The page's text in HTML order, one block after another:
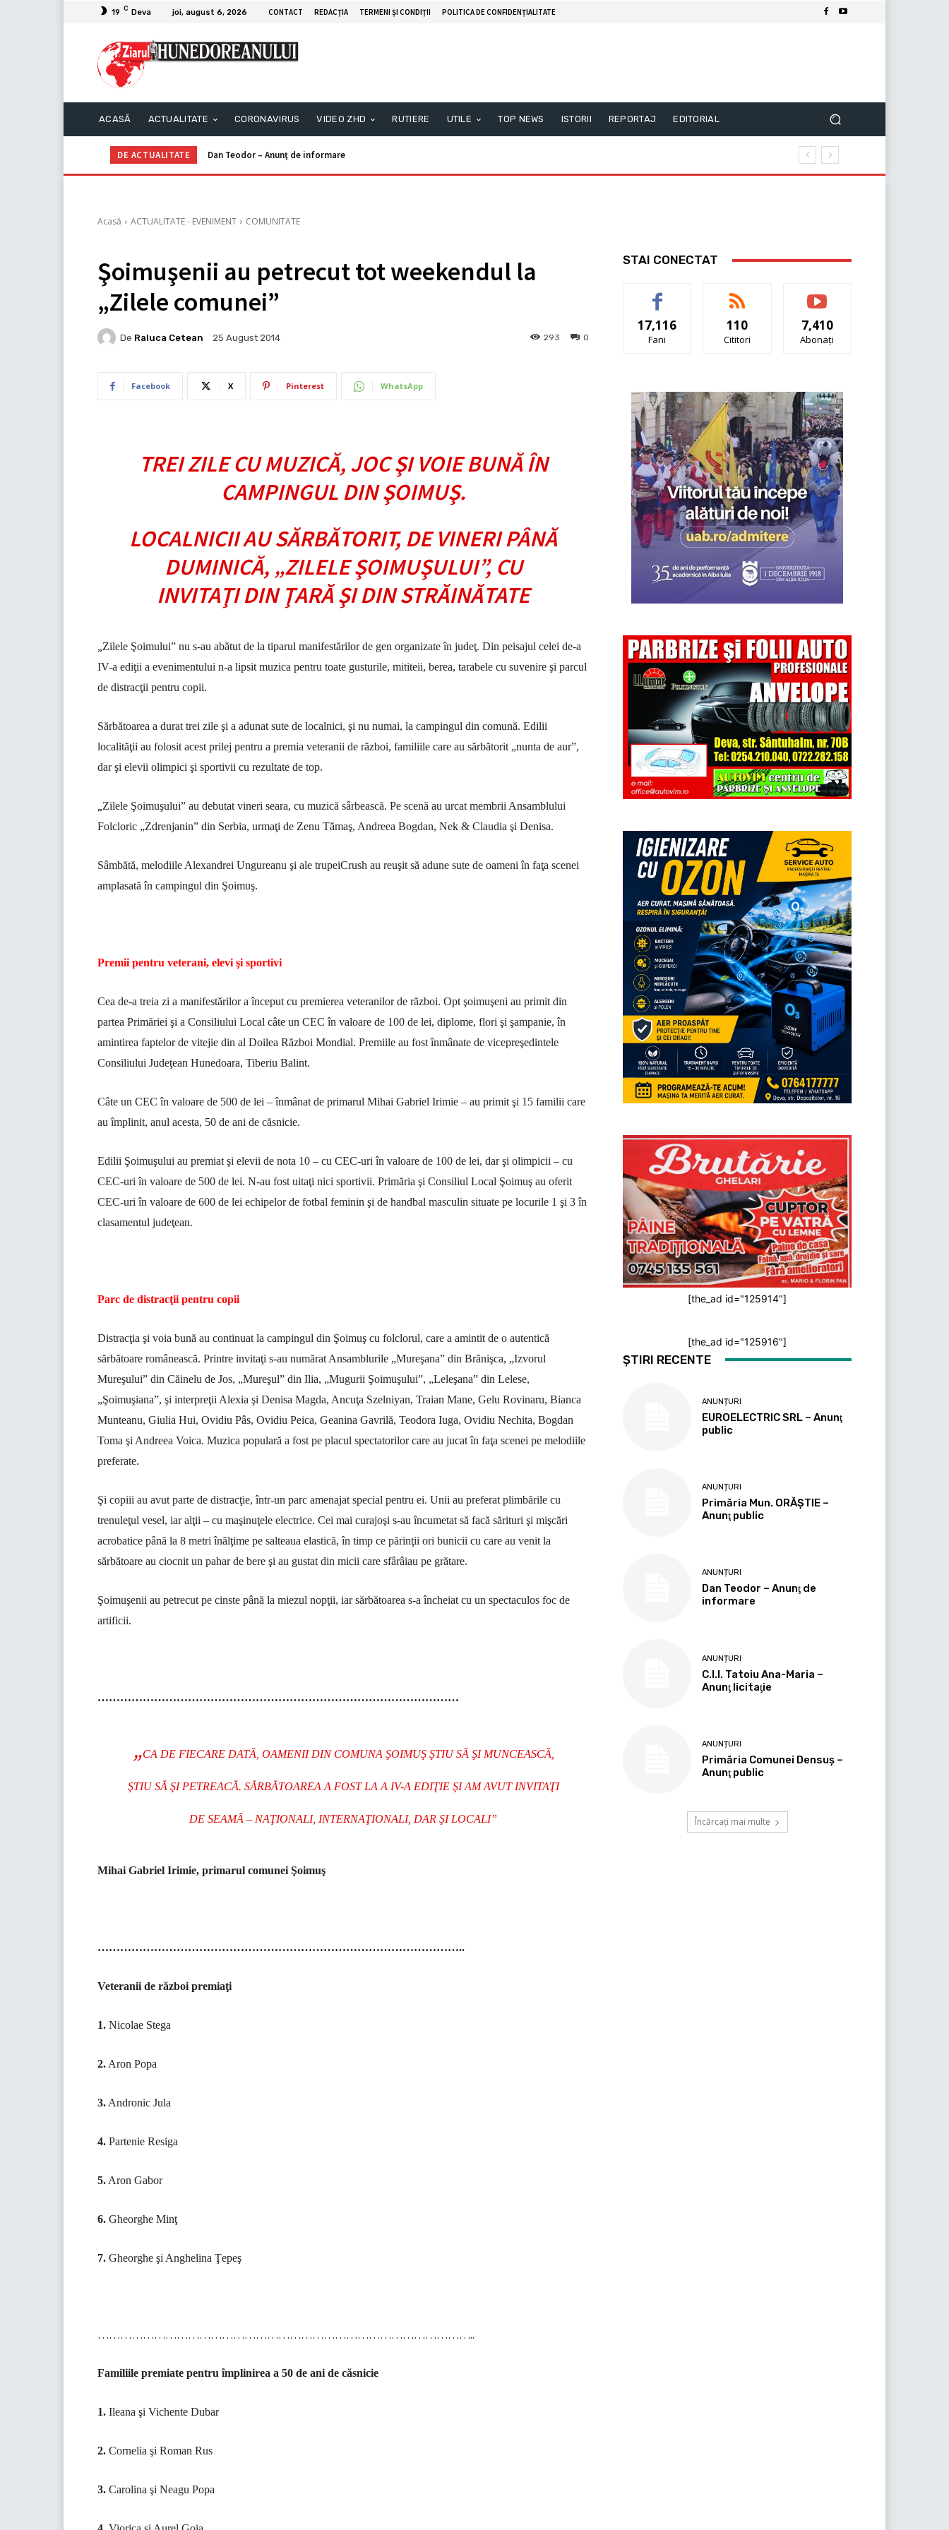
19 C Deva joi, august 6, 2026 CONTACT REDACŢIA TERMENI ȘI CONDIȚII POLITICA DE CONFIDENȚIALITATE
ACASĂ ACTUALITATE CORONAVIRUS VIDEO ZHD RUTIERE UTILE TOP NEWS ISTORII REPORTAJ EDITORIAL
DE ACTUALITATE Dan Teodor – Anunţ de informare
Acasă ACTUALITATE - EVENIMENT COMUNITATE
Şoimuşenii au petrecut tot weekendul la
„Zilele comunei”
De Raluca Cetean 25 August 2014 0
293
Facebook X Pinterest WhatsApp
TREI ZILE CU MUZICĂ, JOC ŞI VOIE BUNĂ ÎN
CAMPINGUL DIN ŞOIMUŞ.
LOCALNICII AU SĂRBĂTORIT, DE VINERI PÂNĂ
DUMINICĂ, „ZILELE ŞOIMUŞULUI”, CU
INVITAŢI DIN ŢARĂ ŞI DIN STRĂINĂTATE
„Zilele Şoimului” nu s-au abătut de la tiparul manifestărilor de gen organizate în judeţ. Din peisajul celei de-a
IV-a ediţii a evenimentului n-a lipsit muzica pentru toate gusturile, mititeii, berea, tarabele cu suvenire şi parcul
de distracţii pentru copii.
Sărbătoarea a durat trei zile şi a adunat sute de localnici, şi nu numai, la campingul din comună. Edilii
localităţii au folosit acest prilej pentru a premia veteranii de război, familiile care au sărbătorit „nunta de aur”,
dar şi elevii olimpici şi sportivii cu rezultate de top.
„Zilele Şoimuşului” au debutat vineri seara, cu muzică sârbească. Pe scenă au urcat membrii Ansamblului
Folcloric „Zdrenjanin” din Serbia, urmaţi de Zenu Tămaş, Andreea Bogdan, Nek & Claudia şi Denisa.
Sâmbătă, melodiile Alexandrei Ungureanu şi ale trupeiCrush au reuşit să adune sute de oameni în faţa scenei
amplasată în campingul din Şoimuş.
Premii pentru veterani, elevi şi sportivi
Cea de-a treia zi a manifestărilor a început cu premierea veteranilor de război. Opt şoimuşeni au primit din
partea Primăriei şi a Consiliului Local câte un CEC în valoare de 100 de lei, diplome, flori şi şampanie, în
amintirea faptelor de vitejie din al Doilea Război Mondial. Premiile au fost înmânate de vicepreşedintele
Consiliului Judeţean Hunedoara, Tiberiu Balint.
Câte un CEC în valoare de 500 de lei – înmânat de primarul Mihai Gabriel Irimie – au primit şi 15 familii care
au împlinit, anul acesta, 50 de ani de căsnicie.
Edilii Şoimuşului au premiat şi elevii de nota 10 – cu CEC-uri în valoare de 100 de lei, dar şi olimpicii – cu
CEC-uri în valoare de 500 de lei. N-au fost uitaţi nici sportivii. Primăria şi Consiliul Local Şoimuş au oferit
CEC-uri în valoare de 600 de lei echipelor de fotbal feminin şi de handbal masculin situate pe locurile 1 şi 3 în
clasamentul judeţean.
Parc de distracţii pentru copii
Distracţia şi voia bună au continuat la campingul din Şoimuş cu folclorul, care a amintit de o autentică
sărbătoare românească. Printre invitaţi s-au numărat Ansamblurile „Mureşana” din Brănişca, „Izvorul
Mureşului” din Căinelu de Jos, „Mureşul” din Ilia, „Mugurii Şoimuşului”, „Leleşana” din Lelese,
„Şoimuşiana”, şi interpreţii Alexia şi Denisa Magda, Ancuţa Szelniyan, Traian Mane, Gelu Rovinaru, Bianca
Munteanu, Giulia Hui, Ovidiu Pâs, Ovidiu Peica, Geanina Gavrilă, Teodora Iuga, Ovidiu Nechita, Bogdan
Toma şi Andreea Voica. Muzica populară a fost pe placul spectatorilor care au jucat în faţa scenei pe melodiile
preferate.
Şi copiii au avut parte de distracţie, într-un parc amenajat special pentru ei. Unii au preferat plimbările cu
trenuleţul vesel, iar alţii – cu maşinuţele electrice. Cei mai curajoşi s-au încumetat să facă sărituri şi mişcări
acrobatice până la 8 metri înălţime pe salteaua elastică, în timp ce părinţii ori bunicii cu care au venit la
sărbătoare au ciocnit un pahar de bere şi au gustat din micii care sfârâiau pe grătare.
Şoimuşenii au petrecut pe cinste până la miezul nopţii, iar sărbătoarea s-a încheiat cu un spectaculos foc de
artificii.
……………………………………………………………………………………
„CA DE FIECARE DATĂ, OAMENII DIN COMUNA ŞOIMUŞ ŞTIU SĂ ŞI MUNCEASCĂ,
ŞTIU SĂ ŞI PETREACĂ. SĂRBĂTOAREA A FOST LA A IV-A EDIŢIE ŞI AM AVUT INVITAŢI
DE SEAMĂ – NAŢIONALI, INTERNAŢIONALI, DAR ŞI LOCALI”
Mihai Gabriel Irimie, primarul comunei Şoimuş
……………………………………………………………………………………..
Veteranii de război premiaţi
1. Nicolae Stega
2. Aron Popa
3. Andronic Jula
4. Partenie Resiga
5. Aron Gabor
6. Gheorghe Minţ
7. Gheorghe şi Anghelina Ţepeş
………………………………………………………………………………………..
Familiile premiate pentru împlinirea a 50 de ani de căsnicie
1. Ileana şi Vichente Dubar
2. Cornelia şi Roman Rus
3. Carolina şi Neagu Popa
STAI CONECTAT
17,116
Fani
110
Cititori
7,410
Abonați
[the_ad id="125914"]
[the_ad id="125916"]
ȘTIRI RECENTE
ANUNȚURI
EUROELECTRIC SRL – Anunţ
public
ANUNȚURI
Primăria Mun. ORĂȘTIE –
Anunţ public
ANUNȚURI
Dan Teodor – Anunţ de
informare
ANUNȚURI
C.I.I. Tatoiu Ana-Maria –
Anunţ licitaţie
ANUNȚURI
Primăria Comunei Densuş –
Anunţ public
Încărcați mai multe